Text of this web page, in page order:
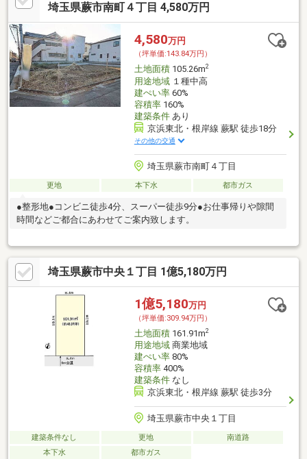
埼玉県蕨市南町４丁目 4,580万円
4,580万円
（坪単価:143.84万円）
土地面積105.26m2
用途地域１種中高
建ぺい率60%
容積率160%
建築条件あり
京浜東北・根岸線 蕨駅 徒歩18分
その他の交通
埼玉県蕨市南町４丁目
更地 本下水 都市ガス
●整形地●コンビニ徒歩4分、スーパー徒歩9分●お仕事帰りや隙間
時間などご都合にあわせてご案内致します。
埼玉県蕨市中央１丁目 1億5,180万円
1億5,180万円
（坪単価:309.94万円）
土地面積161.91m2
用途地域商業地域
建ぺい率80%
容積率400%
建築条件なし
京浜東北・根岸線 蕨駅 徒歩3分
埼玉県蕨市中央１丁目
建築条件なし 更地
南道路
本下水
都市ガス